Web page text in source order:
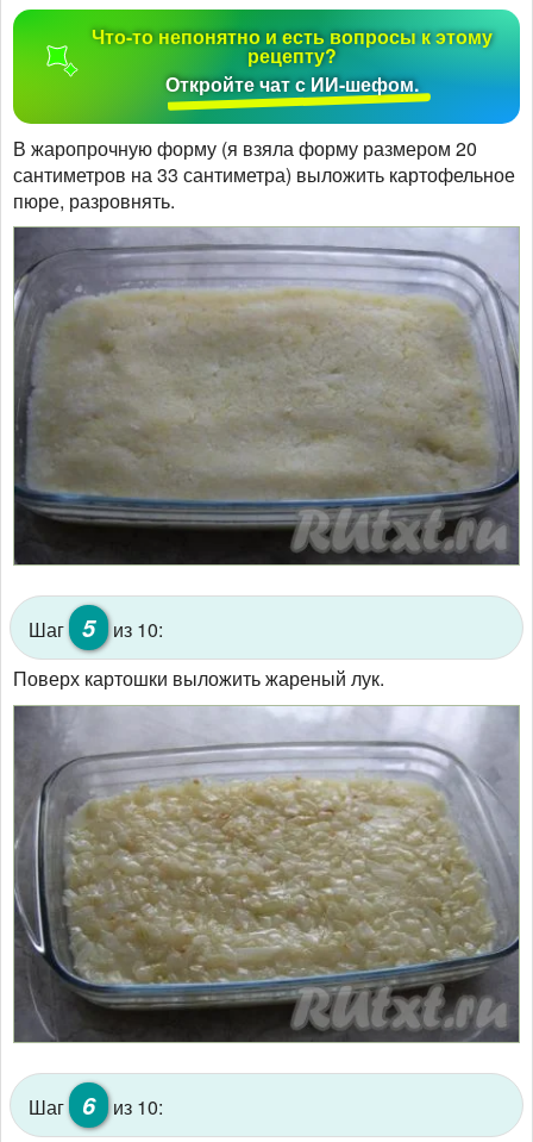
Что-то непонятно и есть вопросы к этому
рецепту?
Откройте чат с ИИ-шефом.
В жаропрочную форму (я взяла форму размером 20
сантиметров на 33 сантиметра) выложить картофельное
пюре, разровнять.
Шаг 5
из 10:
Поверх картошки выложить жареный лук.
Шаг 6
из 10: